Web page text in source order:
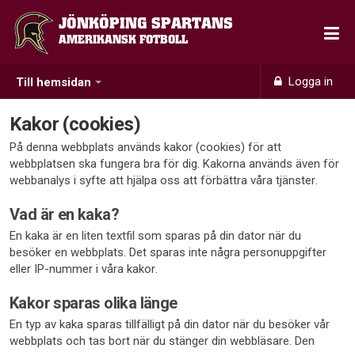
Till hemsidan Logga in
JÖNKÖPING SPARTANS
AMERIKANSK FOTBOLL
Kakor (cookies)
På denna webbplats används kakor (cookies) för att
webbplatsen ska fungera bra för dig. Kakorna används även för
webbanalys i syfte att hjälpa oss att förbättra våra tjänster.
Vad är en kaka?
En kaka är en liten textfil som sparas på din dator när du
besöker en webbplats. Det sparas inte några personuppgifter
eller IP-nummer i våra kakor.
Kakor sparas olika länge
En typ av kaka sparas tillfälligt på din dator när du besöker vår
webbplats och tas bort när du stänger din webbläsare. Den